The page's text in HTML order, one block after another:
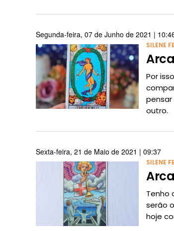
Segunda-feira, 07 de Junho de 2021 |
SILENE
Por
pensar
outro.
Sexta-feira, 21 de Maio de 2021 | 09:37
SILENE
Tenho
serão
hoje